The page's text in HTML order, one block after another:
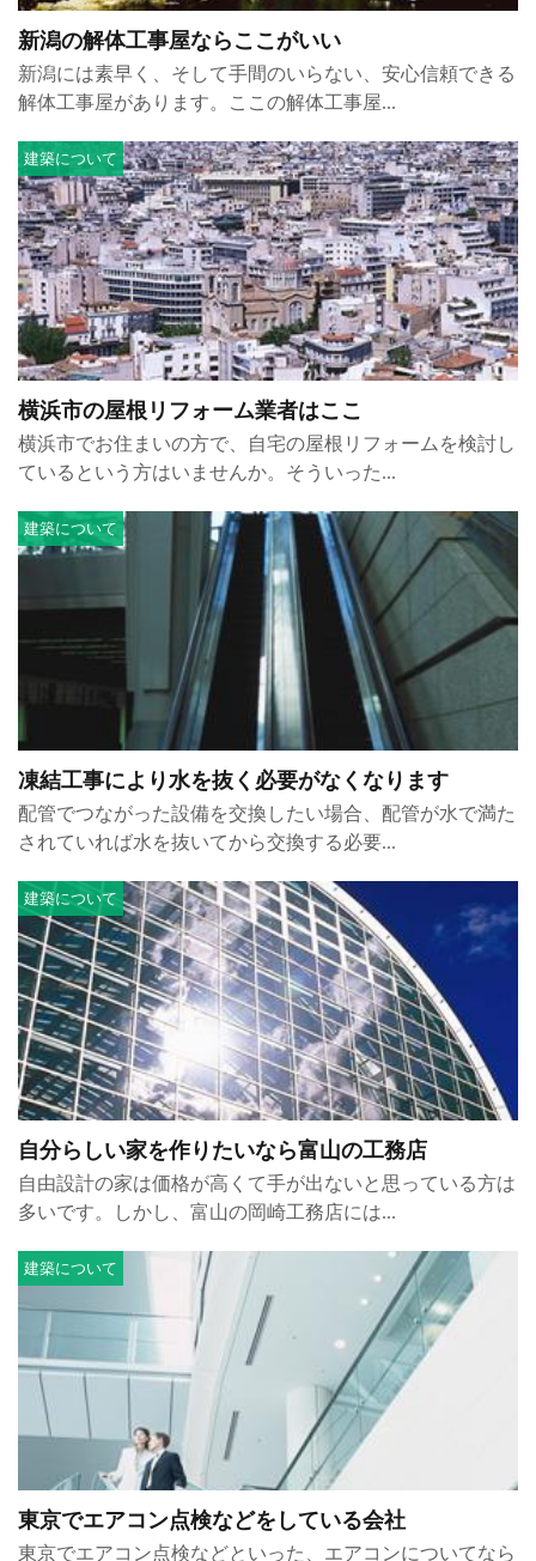
新潟の解体工事屋ならここがいい
新潟には素早く、そして手間のいらない、安心信頼できる
解体工事屋があります。ここの解体工事屋...
横浜市の屋根リフォーム業者はここ
建築について
横浜市でお住まいの方で、自宅の屋根リフォームを検討し
ているという方はいませんか。そういった...
凍結工事により水を抜く必要がなくなります
建築について
配管でつながった設備を交換したい場合、配管が水で満た
されていれば水を抜いてから交換する必要...
自分らしい家を作りたいなら富山の工務店
建築について
自由設計の家は価格が高くて手が出ないと思っている方は
多いです。しかし、富山の岡崎工務店には...
東京でエアコン点検などをしている会社
建築について
東京でエアコン点検などといった、エアコンについてなら